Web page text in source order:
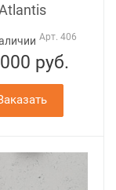
Арт. 406
руб.